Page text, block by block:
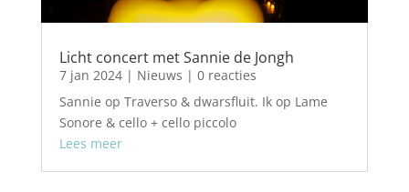
Licht concert met Sannie de Jongh
7 jan 2024| Nieuws | 0 reacties
Sannie op Traverso & dwarsfluit. Ik op Lame
Sonore & cello + cello piccolo
Lees meer